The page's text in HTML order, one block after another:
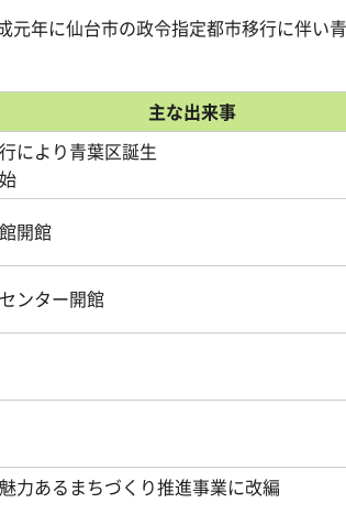
年に仙台市の政令指定都市移行に伴い
主な出来事
により青葉区誕生
開館
ンター開館
力あるまちづくり推進事業に改編